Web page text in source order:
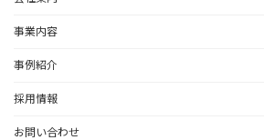
事業内容
事例紹介
採用情報
お問い合わせ